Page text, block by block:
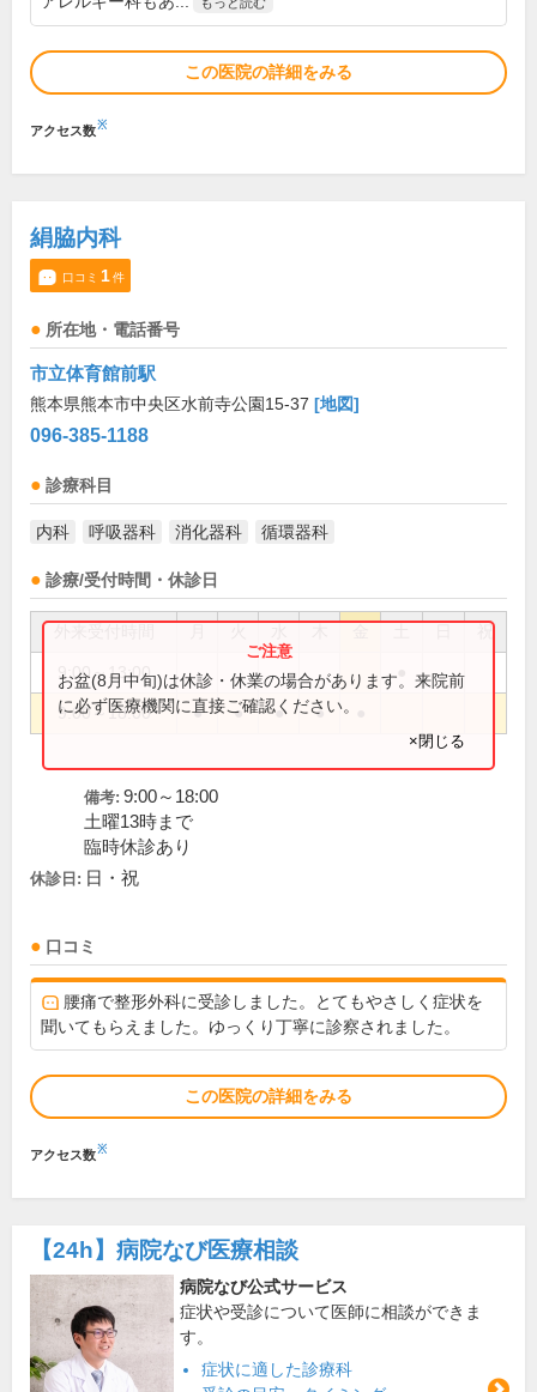
この医院の詳細をみる
アクセス数※
絹脇内科
口コミ 1件
所在地・電話番号
市立体育館前駅
熊本県熊本市中央区水前寺公園15-37 [地図]
096-385-1188
診療科目
内科 呼吸器科 消化器科 循環器科
診療/受付時間・休診日
祝
9:00～13:00
9:00～18:00 ● ● ● ●
お盆(8月中旬)は休診・休業の場合があります。来院前
に必ず医療機関に直接ご確認ください。
×閉じる
備考: 9:00～18:00
土曜13時まで
臨時休診あり
休診日: 日・祝
口コミ
腰痛で整形外科に受診しました。とてもやさしく症状を
聞いてもらえました。ゆっくり丁寧に診察されました。
この医院の詳細をみる
アクセス数※
【24h】 病院なび医療相談
病院なび公式サービス
症状や受診について医師に相談ができま
す。
症状に適した診療科